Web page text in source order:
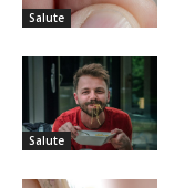
Salute
Salute